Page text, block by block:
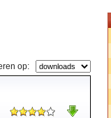
op: